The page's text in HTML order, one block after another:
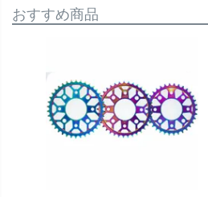
おすすめ商品